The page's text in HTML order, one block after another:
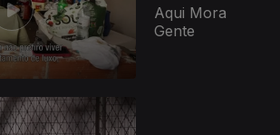
Aqui Mora
Gente